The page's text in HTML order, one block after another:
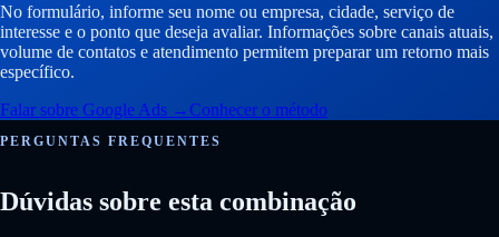
No formulário, informe seu nome ou empresa, cidade, serviço de
interesse e o ponto que deseja avaliar. Informações sobre canais atuais,
volume de contatos e atendimento permitem preparar um retorno mais
específico.
Falar sobre Google Ads →Conhecer o método
PERGUNTAS FREQUENTES
Dúvidas sobre esta combinação